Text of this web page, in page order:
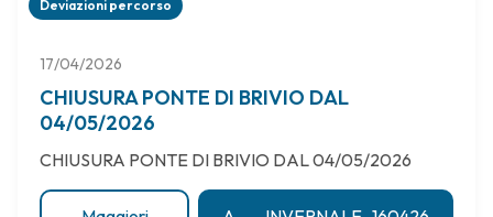
Deviazioni percorso
17/04/2026
CHIUSURA PONTE DI BRIVIO DAL
04/05/2026
CHIUSURA PONTE DI BRIVIO DAL 04/05/2026